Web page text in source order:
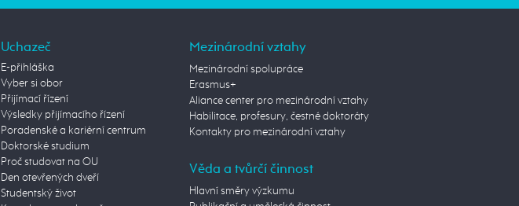
Uchazeč
E-přihláška
Vyber si obor
Přijímací řízení
Výsledky přijímacího řízení
Poradenské a kariérní centrum
Doktorské studium
Proč studovat na OU
Den otevřených dveří
Studentský život
Mezinárodní vztahy
Mezinárodní spolupráce
Erasmus+
Aliance center pro mezinárodní vztahy
Habilitace, profesury, čestné doktoráty
Kontakty pro mezinárodní vztahy
Věda a tvůrčí činnost
Hlavní směry výzkumu